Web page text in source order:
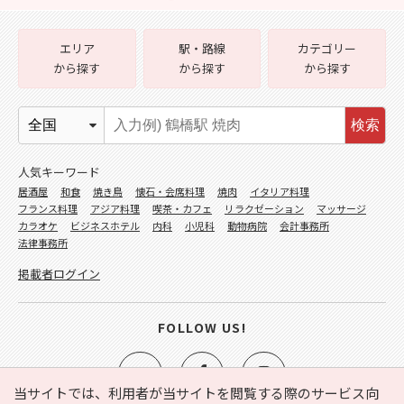
当サイトでは、利用者が当サイトを閲覧する際のサービス向
エリア
から探す
駅・路線
から探す
カテゴリー
から探す
検索
人気キーワード
居酒屋 和食 焼き鳥 懐石・会席料理 焼肉
イタリア料理
フランス料理
アジア料理 喫茶・カフェ リラクゼーション
マッサージ
カラオケ
ビジネスホテル 内科 小児科 動物病院
会計事務所
法律事務所
掲載者ログイン
FOLLOW US!